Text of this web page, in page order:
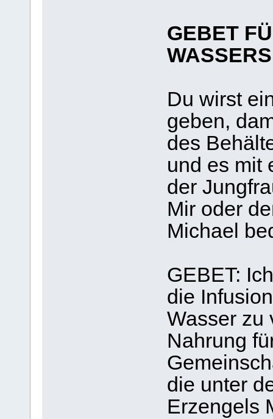
GEBET
WASSERS
Du wirst
geben,
des
und es mit
der
Mir oder
Michael
GEBET:
die
Wasser zu
Nahrung
die unter
Erzengels